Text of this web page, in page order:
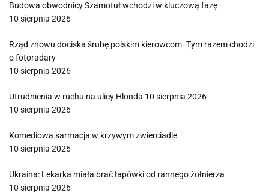
Budowa obwodnicy Szamotuł wchodzi w kluczową fazę
10 sierpnia 2026
Rząd znowu dociska śrubę polskim kierowcom. Tym razem chodzi
o fotoradary
10 sierpnia 2026
Utrudnienia w ruchu na ulicy Hlonda 10 sierpnia 2026
10 sierpnia 2026
Komediowa sarmacja w krzywym zwierciadle
10 sierpnia 2026
Ukraina: Lekarka miała brać łapówki od rannego żołnierza
10 sierpnia 2026